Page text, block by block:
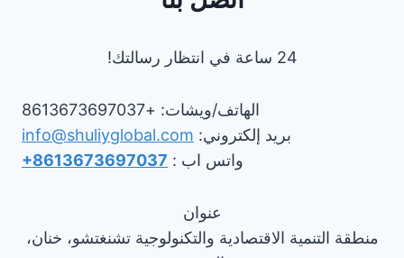
24 ساعة في انتظار رسالتك!
الهاتف/ويشات: +8613673697037
بريد إلكتروني: info@shuliyglobal.com
واتس اب : +8613673697037
عنوان
منطقة التنمية الاقتصادية والتكنولوجية تشنغتشو، خنان،